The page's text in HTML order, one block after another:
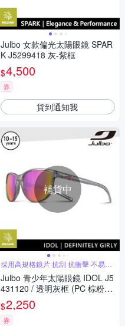
Julbo 女款偏光太陽眼鏡 SPAR
K J5299418 灰-紫框
$4,500
券
貨到通知我
補貨中
採用高規格鏡片 抗刮 抗衝擊 不易破
裂
Julbo 青少年太陽眼鏡 IDOL J5
431120 / 透明灰框 (PC 棕粉鍍
膜鏡片)
$2,250
券